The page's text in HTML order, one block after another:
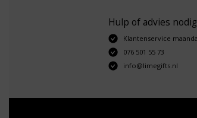
Hulp of advies
Klantenservice
076 501 55 73
info@limegifts.nl